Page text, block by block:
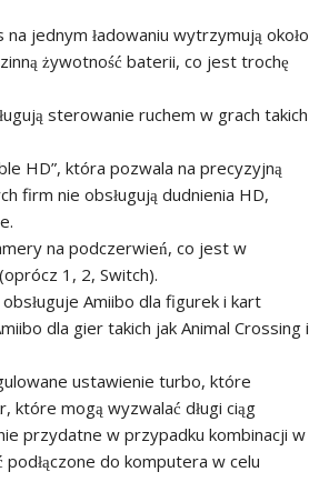
jednym ładowaniu wytrzymują około
żywotność baterii, co jest trochę
sterowanie ruchem w grach takich
HD”, która pozwala na precyzyjną
firm nie obsługują dudnienia HD,
na podczerwień, co jest w
1, 2, Switch).
Amiibo dla figurek i kart
dla gier takich jak Animal Crossing i
ustawienie turbo, które
które mogą wyzwalać długi ciąg
przydatne w przypadku kombinacji w
do komputera w celu